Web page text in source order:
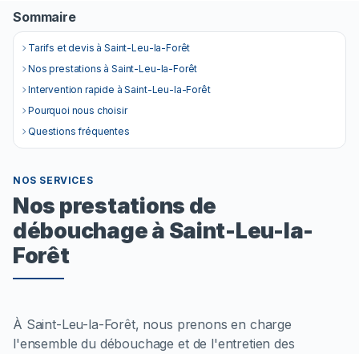
Sommaire
Tarifs et devis à Saint-Leu-la-Forêt
Nos prestations à Saint-Leu-la-Forêt
Intervention rapide à Saint-Leu-la-Forêt
Pourquoi nous choisir
Questions fréquentes
NOS SERVICES
Nos prestations de
débouchage à Saint-Leu-la-
Forêt
À Saint-Leu-la-Forêt, nous prenons en charge
l'ensemble du débouchage et de l'entretien des